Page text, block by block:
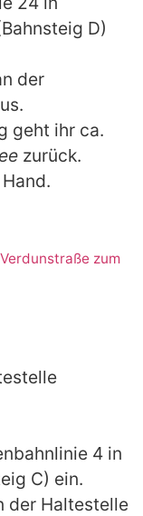
D)
der
geht ihr ca.
zurück.
zum
4 in
C) ein.
der Haltestelle